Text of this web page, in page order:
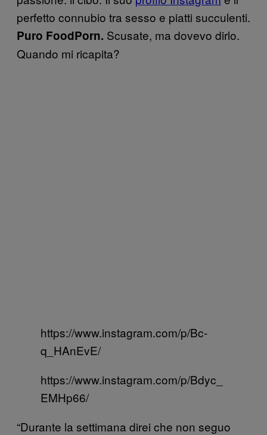
perfetto connubio tra sesso e piatti succulenti.
Puro FoodPorn. Scusate, ma dovevo dirlo.
Quando mi ricapita?
https://www.instagram.com/p/Bc-
q_HAnEvE/
https://www.instagram.com/p/Bdyc_
EMHp66/
“Durante la settimana direi che non seguo